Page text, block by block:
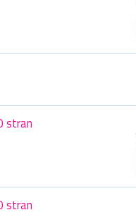
stran
stran